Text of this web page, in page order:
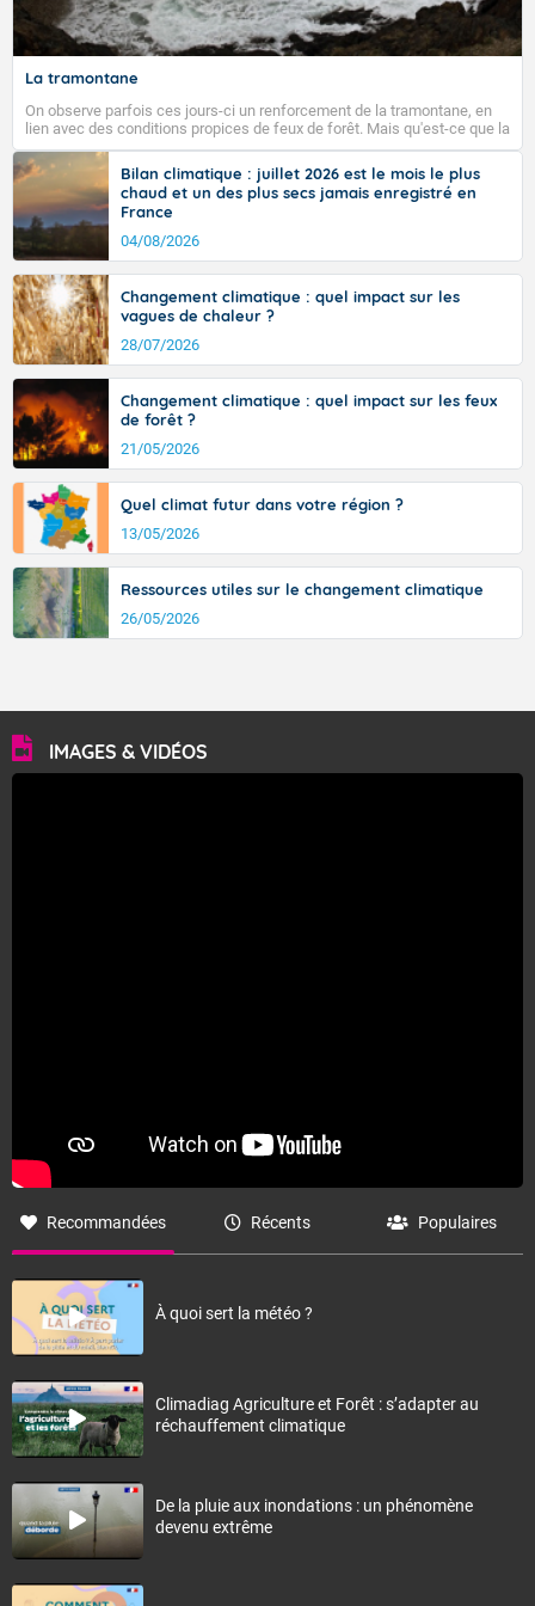
La tramontane
On observe parfois ces jours-ci un renforcement de la tramontane, en
lien avec des conditions propices de feux de forêt. Mais qu'est-ce que la
tramontane ? Quelles sont ses caractéristiques ? La tramontane est un
vent turbulent soufflant de secteur nord-ouest à nord, ou ouest à nord-
ouest, dans un secteur qui part du Roussillon à la vallée de l’Aude et à
l’ouest de l’Hérault. L’étymologie de ce vent vient du latin trasmontanus,
signifiant au-delà des monts, en allusion aux régions montagneuses
d’où provient ce vent.
Bilan climatique : juillet 2026 est le mois le plus
chaud et un des plus secs jamais enregistré en
France
04/08/2026
Changement climatique : quel impact sur les
vagues de chaleur ?
28/07/2026
Changement climatique : quel impact sur les feux
de forêt ?
21/05/2026
Quel climat futur dans votre région ?
13/05/2026
Ressources utiles sur le changement climatique
26/05/2026
IMAGES & VIDÉOS
Recommandées Récents Populaires
À quoi sert la météo ?
Climadiag Agriculture et Forêt : s’adapter au
réchauffement climatique
De la pluie aux inondations : un phénomène
devenu extrême